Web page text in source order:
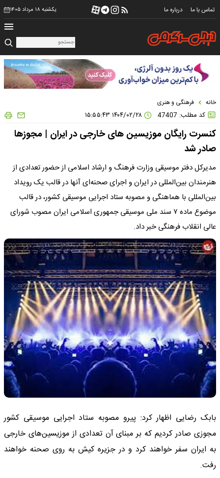
تماس با ما درباره ما یکشنبه ۱۸ مرداد ۱۴۰۵
خانه فرهنگی و هنری
کد مطلب: 47407
کنسرت رایگان موزیسین های خارجی در ایران | مجوزها
صادر شد
مدیرکل دفتر موسیقی وزارت فرهنگ و ارشاد اسلامی از حضور تعدادی از
هنرمندان بین‌المللی در ایران و اجرای صحنه‌ای آنها در قالب یک رویداد
بین‌المللی با هماهنگی و مصوبه ستاد اجرایی موسیقی کشور، در قالب
موضوع ماده ۷ سند ملی موسیقی جمهوری اسلامی ایران مصوب شورای
عالی انقلاب فرهنگی خبر داد.
بابک رضایی اظهار کرد: پیرو مصوبه ستاد اجرایی موسیقی کشور
مجوزی صادر کردیم که بر مبنای آن تعدادی از موزیسین‌های خارجی
به ایران سفر خواهند کرد و در جزیره کیش به روی صحنه خواهند
رفت.